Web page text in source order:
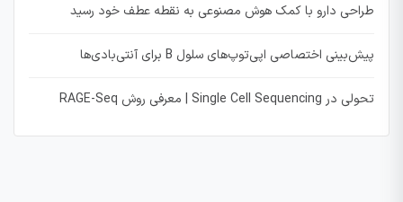
طراحی دارو با کمک هوش مصنوعی به نقطه عطف خود رسید
پیش‌بینی اختصاصی اپی‌توپ‌های سلول B برای آنتی‌بادی‌ها
تحولی در Single Cell Sequencing | معرفی روش RAGE-Seq